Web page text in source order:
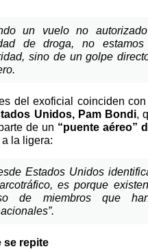
un vuelo no
de droga, no
sino de un golpe
del exoficial coinciden
Unidos, Pam Bondi,
de un “puente aéreo”
la ligera:
Estados Unidos
es porque
de miembros que
se repite